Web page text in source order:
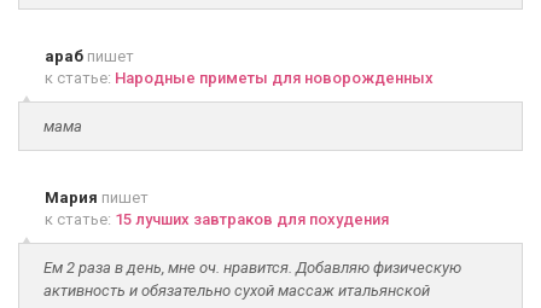
араб пишет
к статье: Народные приметы для новорожденных
мама
Мария пишет
к статье: 15 лучших завтраков для похудения
Ем 2 раза в день, мне оч. нравится. Добавляю физическую
активность и обязательно сухой массаж итальянской